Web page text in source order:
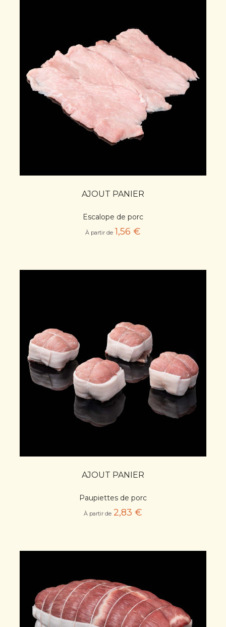
AJOUT PANIER
Escalope de porc
À partir de 1,56 €
AJOUT PANIER
Paupiettes de porc
À partir de 2,83 €